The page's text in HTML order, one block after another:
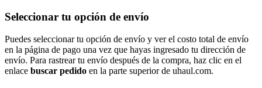
Seleccionar tu opción de envío
Puedes seleccionar tu opción de envío y ver el costo total de envío
en la página de pago una vez que hayas ingresado tu dirección de
envío. Para rastrear tu envío después de la compra, haz clic en el
enlace buscar pedido​​​​​​​ en la parte superior de uhaul.com.